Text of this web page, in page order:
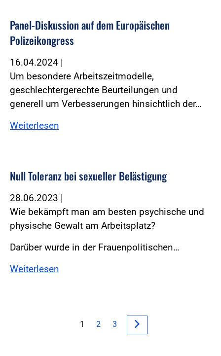
Panel-Diskussion auf dem Europäischen
Polizeikongress
16.04.2024 |
Um besondere Arbeitszeitmodelle,
geschlechtergerechte Beurteilungen und
generell um Verbesserungen hinsichtlich der…
Weiterlesen
Null Toleranz bei sexueller Belästigung
28.06.2023 |
Wie bekämpft man am besten psychische und
physische Gewalt am Arbeitsplatz?
Darüber wurde in der Frauenpolitischen…
Weiterlesen
1 2 3